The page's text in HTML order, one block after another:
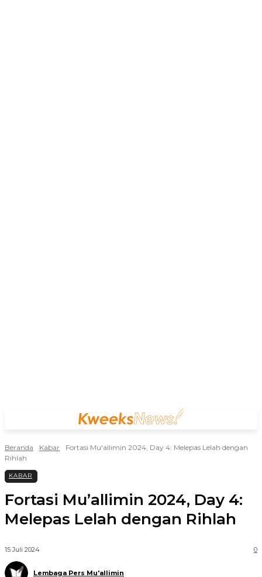
Beranda Kabar
Fortasi Mu'allimin 2024, Day 4: Melepas Lelah dengan
Rihlah
KABAR
Fortasi Mu’allimin 2024, Day 4:
Melepas Lelah dengan Rihlah
0
15 Juli 2024
Lembaga Pers Mu'allimin